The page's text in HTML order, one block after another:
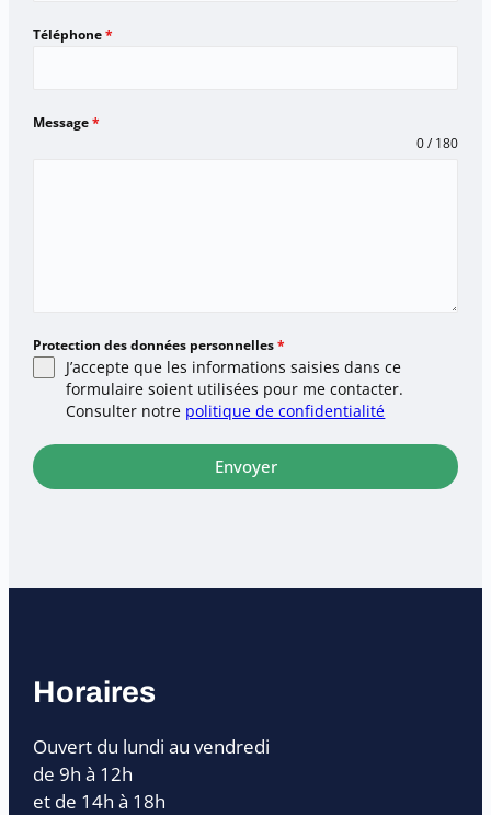
Téléphone*
Message*
0 / 180
Protection des données personnelles*
J’accepte que les informations saisies dans ce
formulaire soient utilisées pour me contacter.
Consulter notre politique de confidentialité
Envoyer
Horaires
Ouvert du lundi au vendredi
de 9h à 12h
et de 14h à 18h